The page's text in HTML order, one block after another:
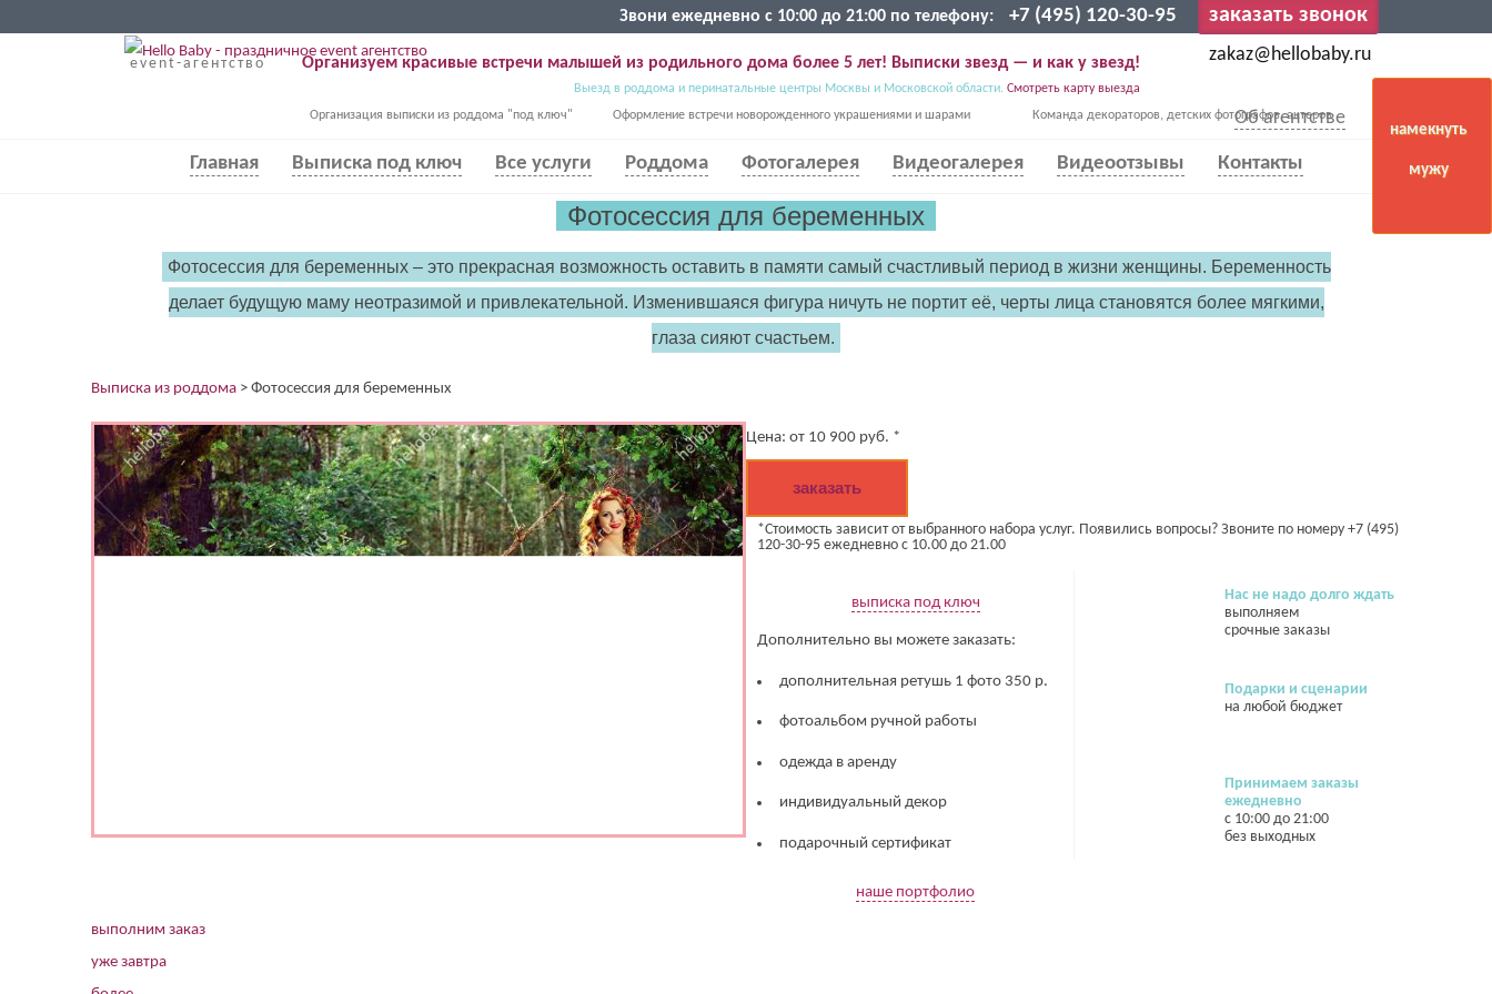
Звони ежедневно с 10:00 до 21:00 по телефону: +7 (495) 120-30-95 заказать звонок
Организуем красивые встречи малышей из родильного дома более 5 лет! Выписки звезд — и как у звезд!
Выезд в роддома и перинатальные центры Москвы и Московской области. Смотреть карту выезда
Организация выписки из роддома "под ключ"
Оформление встречи новорожденного украшениями и шарами Команда декораторов, детских фотографов, актеров
event-агентство zakaz@hellobaby.ru
Об агентстве
Главная Выписка под ключ Все услуги Роддома Фотогалерея Видеогалерея Видеоотзывы Контакты
намекнуть
мужу
Фотосессия для беременных
Фотосессия для беременных – это прекрасная возможность оставить в памяти самый счастливый период в жизни женщины. Беременность
делает будущую маму неотразимой и привлекательной. Изменившаяся фигура ничуть не портит её, черты лица становятся более мягкими,
глаза сияют счастьем.
Выписка из роддома > Фотосессия для беременных
Цена: от 10 900 руб. *
заказать
*Стоимость зависит от выбранного набора услуг. Появились вопросы? Звоните по номеру +7 (495)
120-30-95 ежедневно с 10.00 до 21.00
Нас не надо долго ждать
выполняем
срочные заказы
Подарки и сценарии
на любой бюджет
Принимаем заказы
ежедневно
с 10:00 до 21:00
без выходных
выписка под ключ
Дополнительно вы можете заказать:
дополнительная ретушь 1 фото 350 р.
фотоальбом ручной работы
одежда в аренду
индивидуальный декор
подарочный сертификат
наше портфолио
выполним заказ
уже завтра